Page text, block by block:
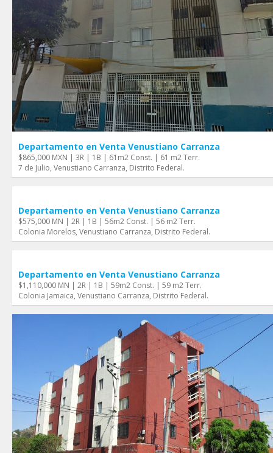
Departamento en Venta Venustiano Carranza
$865,000 MXN | 3R | 1B | 61m2 Const. | 61 m2 Terr.
7 de Julio, Venustiano Carranza, Distrito Federal.
Departamento en Venta Venustiano Carranza
$575,000 MN | 2R | 1B | 56m2 Const. | 56 m2 Terr.
Colonia Morelos, Venustiano Carranza, Distrito Federal.
Departamento en Venta Venustiano Carranza
$1,110,000 MN | 2R | 1B | 59m2 Const. | 59 m2 Terr.
Colonia Jamaica, Venustiano Carranza, Distrito Federal.